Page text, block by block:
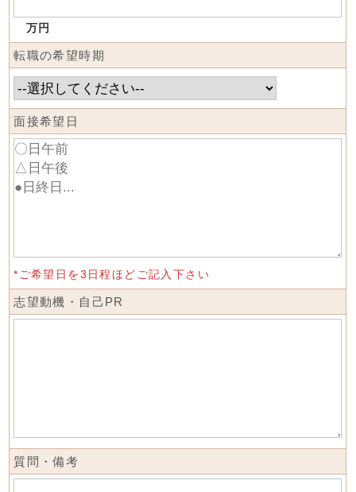
万円
転職の希望時期
面接希望日
*ご希望日を3日程ほどご記入下さい
志望動機・自己PR
質問・備考